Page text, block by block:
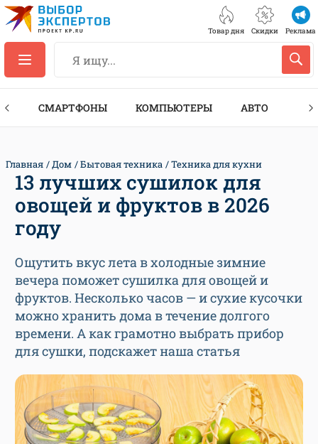
Товар дня Скидки Реклама
СМАРТФОНЫ КОМПЬЮТЕРЫ АВТО
Главная Дом Бытовая техника Техника для кухни
13 лучших сушилок для
овощей и фруктов в 2026
году
Ощутить вкус лета в холодные зимние
вечера поможет сушилка для овощей и
фруктов. Несколько часов — и сухие кусочки
можно хранить дома в течение долгого
времени. А как грамотно выбрать прибор
для сушки, подскажет наша статья